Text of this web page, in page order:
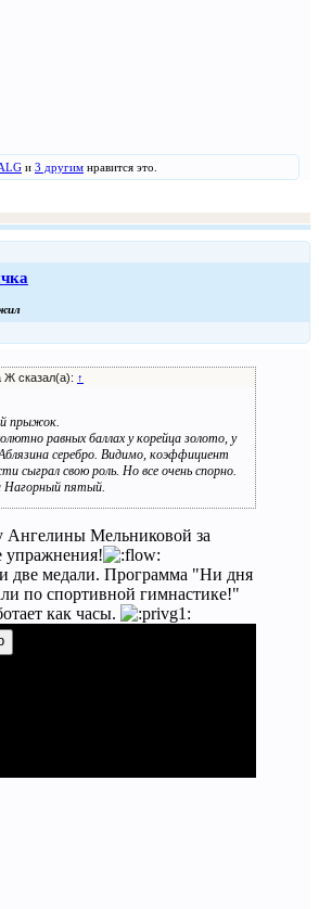
и 3 другим нравится это.
Ж сказал(а): ↑
прыжок.
равных баллах у корейца золото, у
серебро. Видимо, коэффициент
сыграл свою роль. Но все очень спорно.
пятый.
Ангелины Мельниковой за
упражнения!
две медали. Программа "Ни дня
по спортивной гимнастике!"
как часы.